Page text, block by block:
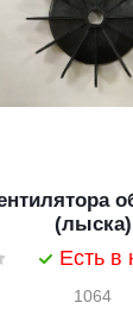
(лыска)
Есть в
1064